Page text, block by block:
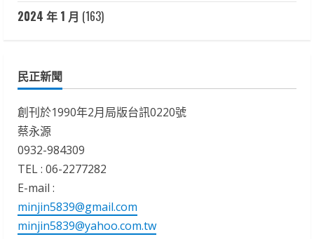
2024 年 1 月 (163)
民正新聞
創刊於1990年2月局版台訊0220號
蔡永源
0932-984309
TEL : 06-2277282
E-mail :
minjin5839@gmail.com
minjin5839@yahoo.com.tw